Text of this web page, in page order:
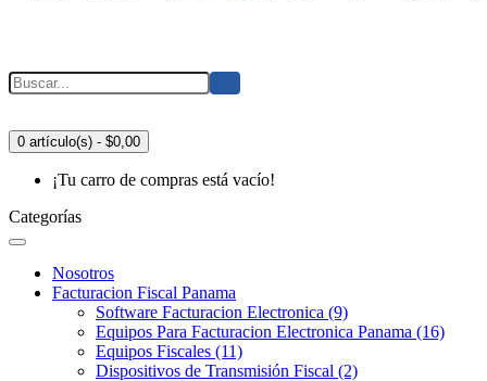
0 artículo(s) - $0,00
¡Tu carro de compras está vacío!
Categorías
Nosotros
Facturacion Fiscal Panama
Software Facturacion Electronica (9)
Equipos Para Facturacion Electronica Panama (16)
Equipos Fiscales (11)
Dispositivos de Transmisión Fiscal (2)